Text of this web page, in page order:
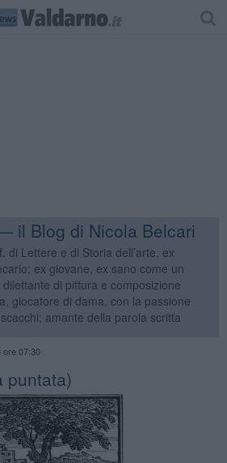
il Blog di Nicola Belcari
di Lettere e di Storia dell’arte, ex
ex giovane, ex sano come un
dilettante di pittura e composizione
giocatore di dama, con la passione
amante della parola scritta
ore 07:30
puntata)